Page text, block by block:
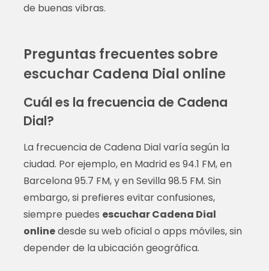
de buenas vibras.
Preguntas frecuentes sobre
escuchar Cadena Dial online
Cuál es la frecuencia de Cadena
Dial?
La frecuencia de Cadena Dial varía según la
ciudad. Por ejemplo, en Madrid es 94.1 FM, en
Barcelona 95.7 FM, y en Sevilla 98.5 FM. Sin
embargo, si prefieres evitar confusiones,
siempre puedes escuchar Cadena Dial
onlinedesde su web oficial o apps móviles, sin
depender de la ubicación geográfica.